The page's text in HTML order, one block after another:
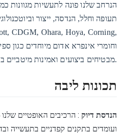
הנרחב שלנו פונה לתעשיות מגוונות
תעופה וחלל, הנדסה, ייצור
וחומרי אינפרא אדום מיוחדים כגון
מבטיחים ביצועים ואמינות מיטביים בכל המוצרים שלנו.
תכונות ליבה
הנדסת דיוק : הרכיבים האופטיים שלנו
ועומדים בתקנים קפדניים בתעשייה